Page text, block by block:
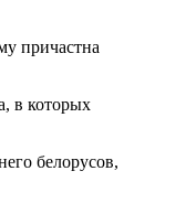
причастна
в которых
белорусов,